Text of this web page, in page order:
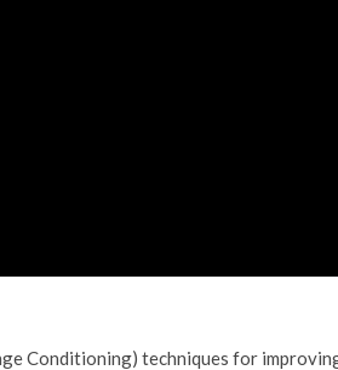
Conditioning) techniques for